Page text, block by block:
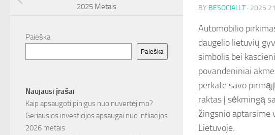
BY BESOCIAI.LT · 2025
Automobilio
daugelio lietuvių
simbolis bei
povandeniniai
perkate savo
raktas į sėkmingą
žingsnio aptarsime
Lietuvoje.
2025 Metais
Paieška
Paieška
Naujausi įrašai
Kaip apsaugoti pinigus nuo nuvertėjimo?
Geriausios investicijos apsaugai nuo infliacijos
2026 metais